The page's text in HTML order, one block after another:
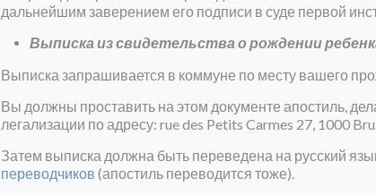
дальнейшим заверением его подписи в суде первой
Выписка из свидетельства о рождении
Выписка запрашивается в коммуне по месту вашего
Вы должны проставить на этом документе апостиль,
легализации по адресу: rue des Petits Carmes 27, 1000
Затем выписка должна быть переведена на русский
переводчиков (апостиль переводится тоже).